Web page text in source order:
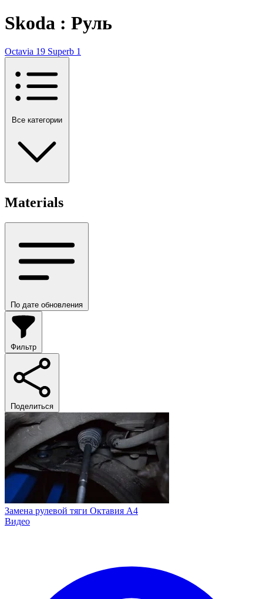
Skoda : Руль
Octavia 19 Superb 1
Все категории
Materials
По дате обновления
Фильтр
Поделиться
Замена рулевой тяги Октавия А4
Видео